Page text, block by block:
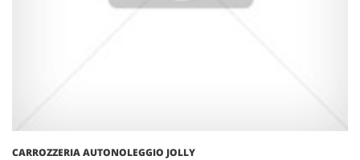
CARROZZERIA AUTONOLEGGIO JOLLY